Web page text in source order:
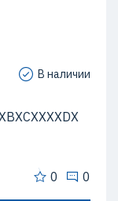
В наличии
0 0